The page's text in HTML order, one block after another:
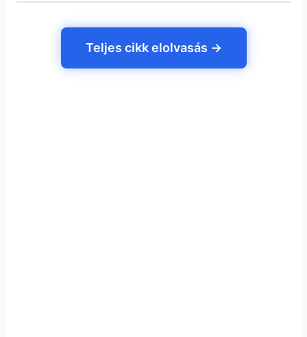
Teljes cikk elolvasás →